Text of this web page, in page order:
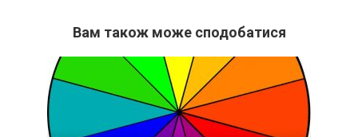
Вам також може сподобатися